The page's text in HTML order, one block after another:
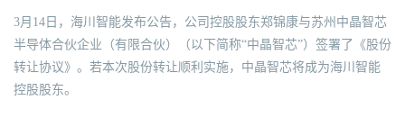
3月14日，海川智能发布公告，公司控股股东郑锦康与苏州中晶智芯
半导体合伙企业（有限合伙）（以下简称“中晶智芯”）签署了《股份
转让协议》。若本次股份转让顺利实施，中晶智芯将成为海川智能
控股股东。